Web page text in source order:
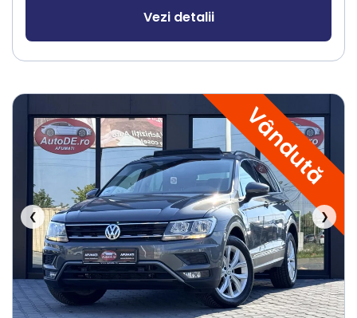
Vezi detalii
Vândută
❮ ❯